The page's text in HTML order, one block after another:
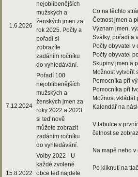
1.6.2026
nejoblíbenějších
mužských a
ženských jmen za
rok 2025. Počty a
pořadí si
zobrazíte
zadáním ročníku
do vyhledávání.
7.12.2024
Pořadí 100
nejoblíbenějších
mužských a
ženských jmen za
roky 2022 a 2023
si teď nově
můžete zobrazit
zadáním ročníku
do vyhledávání.
15.8.2022
Volby 2022 - U
každé zvolené
obce teď najdete
Co na těchto
Četnost jmen a
Význam jmen,
Svátky, pořadí a
Počty obyvatel v
Počty obyvatel
Skupiny jmen a
Možnost vytvořit
Pomocníka při
Pomocníka při
Možnost
Kalendář na
V tabulce v
četnost se
Na mapě nebo
Po kliknutí na